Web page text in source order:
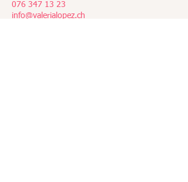
076 347 13 23
info@valerialopez.ch